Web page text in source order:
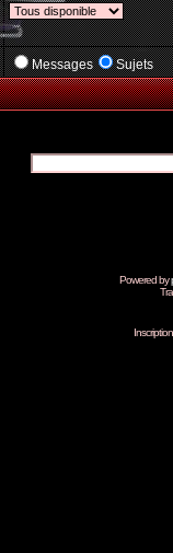
Messages Sujets
Powered by